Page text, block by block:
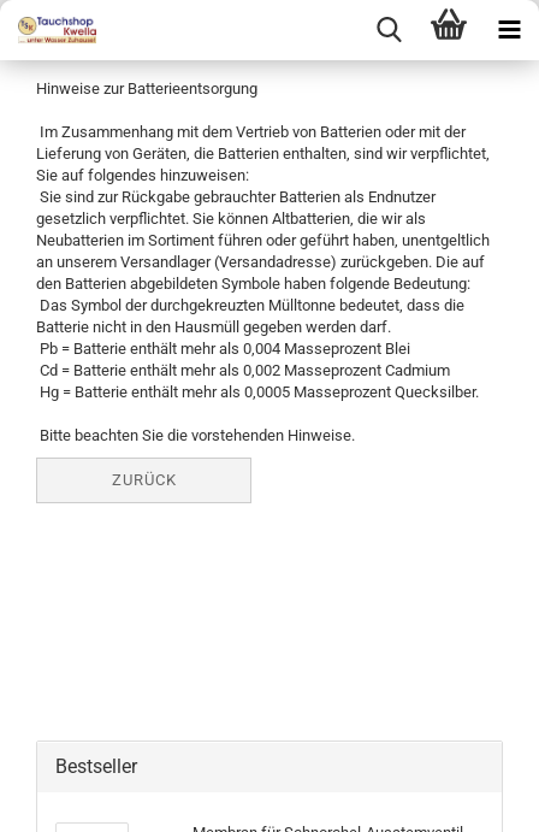
Hinweise zur Batterieentsorgung
Im Zusammenhang mit dem Vertrieb von Batterien oder mit der
Lieferung von Geräten, die Batterien enthalten, sind wir verpflichtet,
Sie auf folgendes hinzuweisen:
Sie sind zur Rückgabe gebrauchter Batterien als Endnutzer
gesetzlich verpflichtet. Sie können Altbatterien, die wir als
Neubatterien im Sortiment führen oder geführt haben, unentgeltlich
an unserem Versandlager (Versandadresse) zurückgeben. Die auf
den Batterien abgebildeten Symbole haben folgende Bedeutung:
Das Symbol der durchgekreuzten Mülltonne bedeutet, dass die
Batterie nicht in den Hausmüll gegeben werden darf.
Pb = Batterie enthält mehr als 0,004 Masseprozent Blei
Cd = Batterie enthält mehr als 0,002 Masseprozent Cadmium
Hg = Batterie enthält mehr als 0,0005 Masseprozent Quecksilber.
Bitte beachten Sie die vorstehenden Hinweise.
ZURÜCK
Bestseller